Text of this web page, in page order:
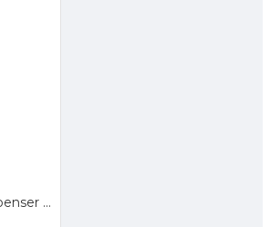
Toothpaste Dispenser - Dispenser Odol